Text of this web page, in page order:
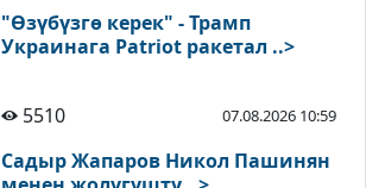
"Өзүбүзгө керек" - Трамп
Украинага Patriot ракетал ..>
5510 07.08.2026 10:59
Садыр Жапаров Никол Пашинян